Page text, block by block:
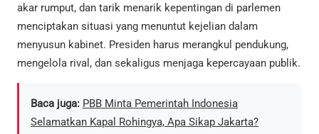
akar rumput, dan tarik menarik kepentingan di parlemen
menciptakan situasi yang menuntut kejelian dalam
menyusun kabinet. Presiden harus merangkul pendukung,
mengelola rival, dan sekaligus menjaga kepercayaan publik.
Baca juga: PBB Minta Pemerintah Indonesia
Selamatkan Kapal Rohingya, Apa Sikap Jakarta?